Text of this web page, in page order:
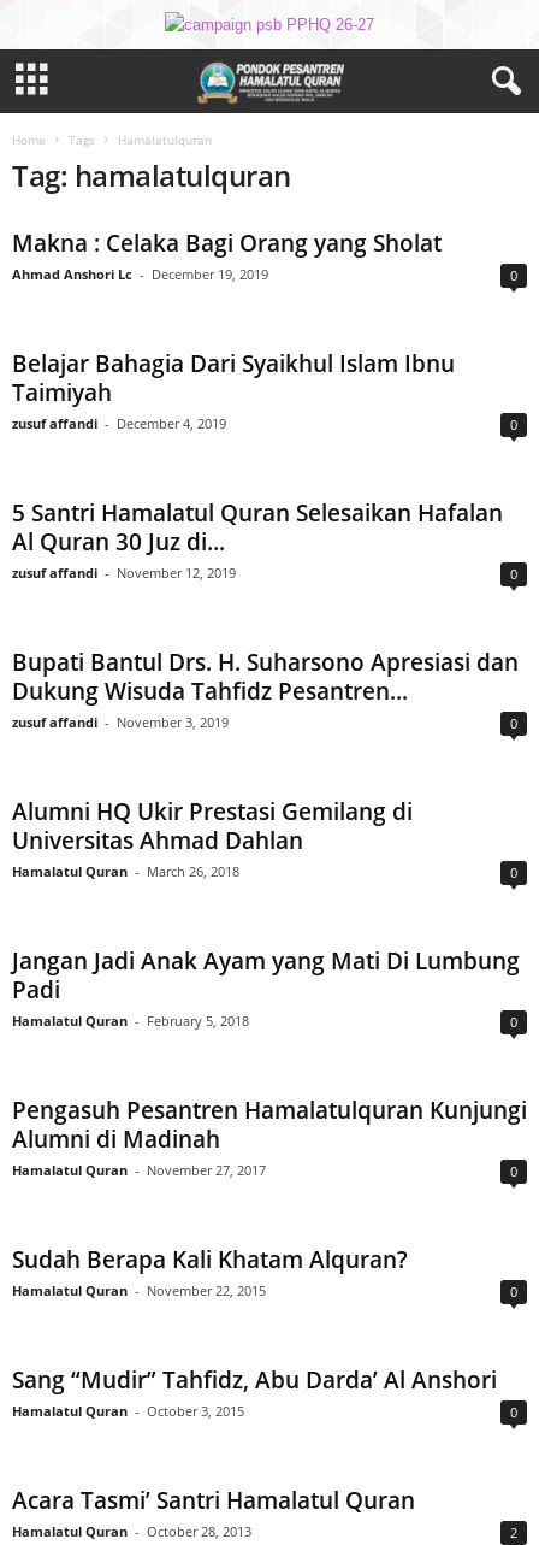
Home Tags Hamalatulquran
Tag: hamalatulquran
Makna : Celaka Bagi Orang yang Sholat
Ahmad Anshori Lc - December 19, 2019 0
Belajar Bahagia Dari Syaikhul Islam Ibnu
Taimiyah
zusuf affandi - December 4, 2019 0
5 Santri Hamalatul Quran Selesaikan Hafalan
Al Quran 30 Juz di...
zusuf affandi - November 12, 2019 0
Bupati Bantul Drs. H. Suharsono Apresiasi dan
Dukung Wisuda Tahfidz Pesantren...
zusuf affandi - November 3, 2019 0
Alumni HQ Ukir Prestasi Gemilang di
Universitas Ahmad Dahlan
Hamalatul Quran - March 26, 2018 0
Jangan Jadi Anak Ayam yang Mati Di Lumbung
Padi
Hamalatul Quran - February 5, 2018 0
Pengasuh Pesantren Hamalatulquran Kunjungi
Alumni di Madinah
Hamalatul Quran - November 27, 2017 0
Sudah Berapa Kali Khatam Alquran?
Hamalatul Quran - November 22, 2015 0
Sang “Mudir” Tahfidz, Abu Darda’ Al Anshori
Hamalatul Quran - October 3, 2015 0
Acara Tasmi’ Santri Hamalatul Quran
Hamalatul Quran - October 28, 2013 2